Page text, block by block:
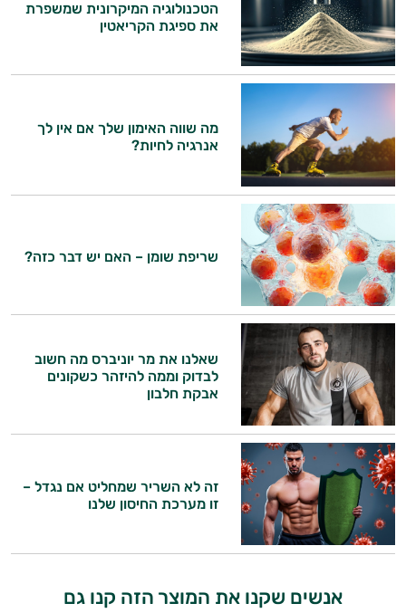
ביותר
אבקות
פאמפ
העלאת
אנרגיה
פעילות
גופנית
טבעוניים
אביזרי
ספורט
משקאות
לספורטאים
הטכנולוגיה המיקרונית שמשפרת
את ספיגת הקריאטין
מה שווה האימון שלך אם אין לך
אנרגיה לחיות?
שריפת שומן – האם יש דבר כזה?
שאלנו את מר יוניברס מה חשוב
לבדוק וממה להיזהר כשקונים
אבקת חלבון
זה לא השריר שמחליט אם נגדל –
זו מערכת החיסון שלנו
אנשים שקנו את המוצר הזה קנו גם
היי,
אני יועץ הבריאות האישי AI של טבע בריא.
התשובות שלי מבוססות על מאגרי מידע קליניים
וספרות מקצועית בתחומי הרפואה הטבעית
ותזונת הספורט.
אני כאן כדי לעזור לך להתאים את תוספי
התזונה ומוצרי הבריאות המדויקים למטרות
ולמצב הגופני שלך, ולהסביר לך אילו רכיבים
עובדים יחד כדי למקסם תוצאות גם בחיי היום
יום וגם בתחום הכושר והספורט.
המטרה שלי היא להתאים עבורך המלצות
אישיות מבוססות מדעית.
זה הזמן להתחיל. איך אוכל לעזור?